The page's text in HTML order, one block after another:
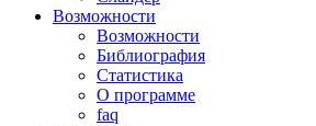
Возможности
Возможности
Библиография
Статистика
О программе
faq